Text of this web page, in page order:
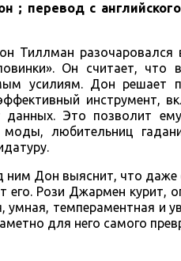
; перевод с
Тиллман
Он считает, что
усилиям. Дон решает
инструмент,
Это позволит ему
любительниц
ним Дон выяснит, что
Рози Джармен курит,
темпераментная и
для него самого